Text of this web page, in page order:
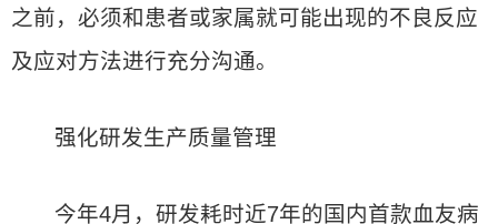
之前，必须和患者或家属就可能出现的不良反应
及应对方法进行充分沟通。
强化研发生产质量管理
今年4月，研发耗时近7年的国内首款血友病